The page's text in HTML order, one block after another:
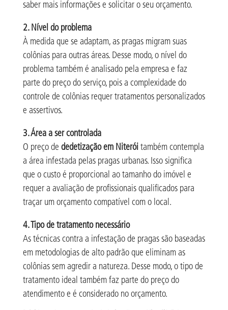
saber mais informações e solicitar o seu orçamento.
2. Nível do problema
À medida que se adaptam, as pragas migram suas
colônias para outras áreas. Desse modo, o nível do
problema também é analisado pela empresa e faz
parte do preço do serviço, pois a complexidade do
controle de colônias requer tratamentos personalizados
e assertivos.
3. Área a ser controlada
O preço de dedetização em Niterói também contempla
a área infestada pelas pragas urbanas. Isso significa
que o custo é proporcional ao tamanho do imóvel e
requer a avaliação de profissionais qualificados para
traçar um orçamento compatível com o local.
4. Tipo de tratamento necessário
As técnicas contra a infestação de pragas são baseadas
em metodologias de alto padrão que eliminam as
colônias sem agredir a natureza. Desse modo, o tipo de
tratamento ideal também faz parte do preço do
atendimento e é considerado no orçamento.